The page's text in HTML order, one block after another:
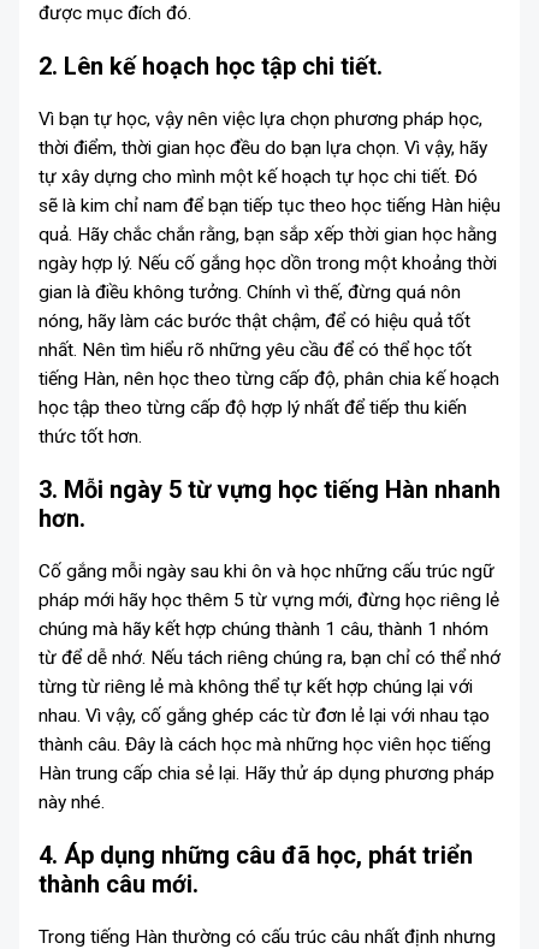
được mục đích đó.
2. Lên kế hoạch học tập chi tiết.
Vì bạn tự học, vậy nên việc lựa chọn phương pháp học,
thời điểm, thời gian học đều do bạn lựa chọn. Vì vậy, hãy
tự xây dựng cho mình một kế hoạch tự học chi tiết. Đó
sẽ là kim chỉ nam để bạn tiếp tục theo học tiếng Hàn hiệu
quả. Hãy chắc chắn rằng, bạn sắp xếp thời gian học hằng
ngày hợp lý. Nếu cố gắng học dồn trong một khoảng thời
gian là điều không tưởng. Chính vì thế, đừng quá nôn
nóng, hãy làm các bước thật chậm, để có hiệu quả tốt
nhất. Nên tìm hiểu rõ những yêu cầu để có thể học tốt
tiếng Hàn, nên học theo từng cấp độ, phân chia kế hoạch
học tập theo từng cấp độ hợp lý nhất để tiếp thu kiến
thức tốt hơn.
3. Mỗi ngày 5 từ vựng học tiếng Hàn nhanh
hơn.
Cố gắng mỗi ngày sau khi ôn và học những cấu trúc ngữ
pháp mới hãy học thêm 5 từ vựng mới, đừng học riêng lẻ
chúng mà hãy kết hợp chúng thành 1 câu, thành 1 nhóm
từ để dễ nhớ. Nếu tách riêng chúng ra, bạn chỉ có thể nhớ
từng từ riêng lẻ mà không thể tự kết hợp chúng lại với
nhau. Vì vậy, cố gắng ghép các từ đơn lẻ lại với nhau tạo
thành câu. Đây là cách học mà những học viên học tiếng
Hàn trung cấp chia sẻ lại. Hãy thử áp dụng phương pháp
này nhé.
4. Áp dụng những câu đã học, phát triển
thành câu mới.
Trong tiếng Hàn thường có cấu trúc câu nhất định nhưng